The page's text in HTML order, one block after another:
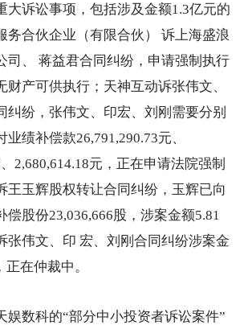
大诉讼事项，包括涉及金额1.3亿元的
务合伙企业（有限合伙） 诉上海盛浪
司、 蒋益君合同纠纷，申请强制执行
财产可供执行；天神互动诉张伟文、
纠纷，张伟文、印宏、刘刚需要分别
绩补偿款26,791,290.73元、
2,680,614.18元，正在申请法院强制
王玉辉股权转让合同纠纷，玉辉已向
偿股份23,036,666股，涉案金额5.81
张伟文、印 宏、刘刚合同纠纷涉案金
在仲裁中。
娱数科的“部分中小投资者诉讼案件”